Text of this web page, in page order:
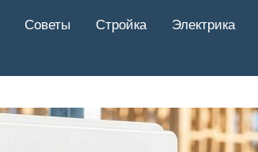
Советы Стройка Электрика